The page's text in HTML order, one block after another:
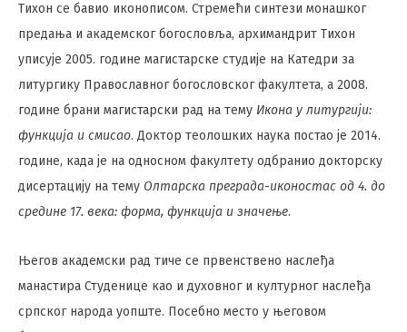
Тихон се бавио иконописом. Стремећи синтези монашког
предања и академског богословља, архимандрит Тихон
уписује 2005. године магистарске студије на Катедри за
литургику Православног богословског факултета, а 2008.
године брани магистарски рад на тему Икона у литургији:
функција и смисао. Доктор теолошких наука постао је 2014.
године, када је на односном факултету одбранио докторску
дисертацију на тему Олтарска преграда-иконостас од 4. до
средине 17. века: форма, функција и значење.
Његов академски рад тиче се првенствено наслеђа
манастира Студенице као и духовног и културног наслеђа
српског народа уопште. Посебно место у његовом